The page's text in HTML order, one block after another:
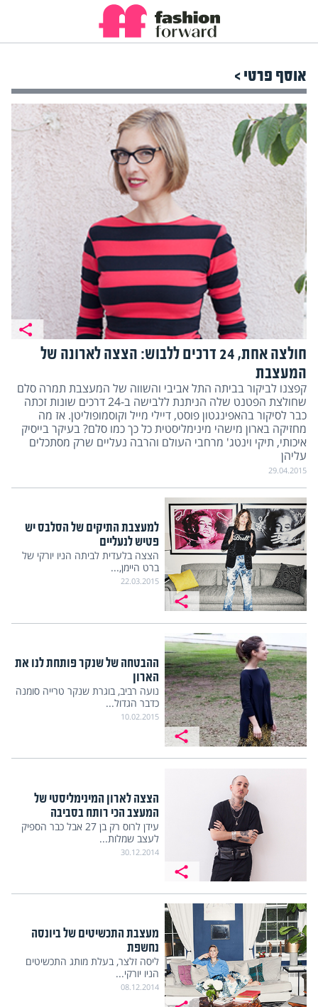
אוסף פרטי >
חולצה אחת, 24 דרכים ללבוש: הצצה לארונה של
המעצבת
קפצנו לביקור בביתה התל אביבי והשווה של המעצבת תמרה סלם
שחולצת הפטנט שלה הניתנת ללבישה ב-24 דרכים שונות זכתה
כבר לסיקור בהאפינגטון פוסט, דיילי מייל וקוסמופוליטן. אז מה
מחזיקה בארון מישהי מינימליסטית כל כך כמו סלם? בעיקר בייסיק
איכותי, תיקי וינטג' מרחבי העולם והרבה נעליים שרק מסתכלים
עליהן
29.04.2015
למעצבת התיקים של הסלבס יש
פטיש לנעליים
הצצה בלעדית לביתה הניו יורקי של
ברט היימן,...
22.03.2015
ההבטחה של שנקר פותחת לנו את
הארון
נועה רביב, בוגרת שנקר טרייה סומנה
כדבר הגדול...
10.02.2015
הצצה לארון המינימליסטי של
המעצב הכי רותח בסביבה
עידן לרוס רק בן 27 אבל כבר הספיק
לעצב שמלות...
30.12.2014
מעצבת התכשיטים של ביונסה
נחשפת
ליסה זלצר, בעלת מותג התכשיטים
הניו יורקי...
08.12.2014